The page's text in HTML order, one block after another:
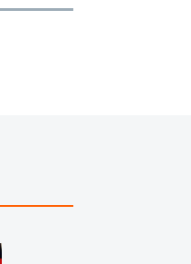
間差で在庫
ールにて